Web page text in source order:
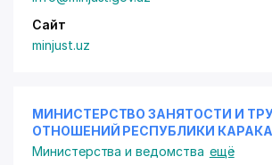
Сайт
minjust.uz
МИНИСТЕРСТВО ЗАНЯТОСТИ И
ОТНОШЕНИЙ РЕСПУБЛИКИ
Министерства и ведомства ещё